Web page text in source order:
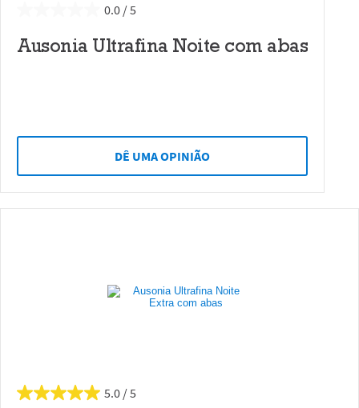
0.0
Ausonia Ultrafina Noite com abas
DÊ UMA OPINIÃO
5.0